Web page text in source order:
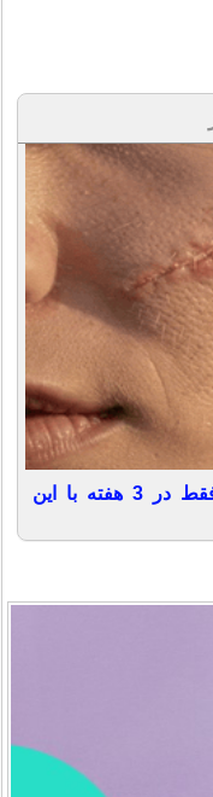
کاهش چشمگیر جای زخم و بخیه فقط در 3 هفته با این